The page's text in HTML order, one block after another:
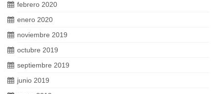
febrero 2020
enero 2020
noviembre 2019
octubre 2019
septiembre 2019
junio 2019